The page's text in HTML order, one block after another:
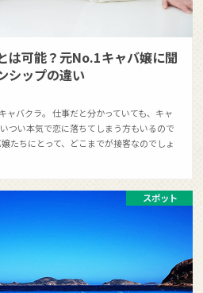
は可能？元No.1キャバ嬢に聞
シップの違い
ャバクラ。 仕事だと分かっていても、キャ
つい本気で恋に落ちてしまう方もいるので
たちにとって、どこまでが接客なのでしょ
スポット